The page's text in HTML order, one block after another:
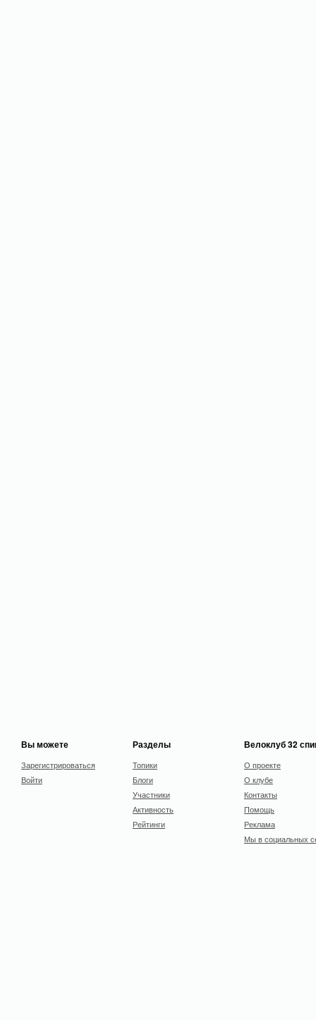
Вы можете
Зарегистрироваться
Войти
Разделы
Топики
Блоги
Участники
Активность
Рейтинги
Велоклуб 32
О проекте
О клубе
Контакты
Помощь
Реклама
Мы в социальных